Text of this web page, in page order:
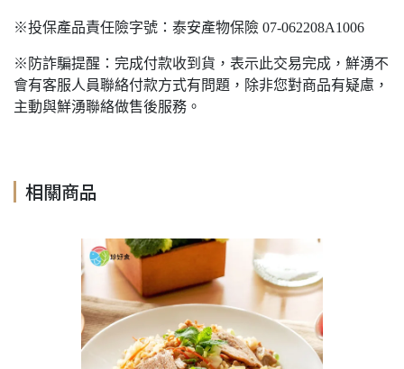
※投保產品責任險字號：泰安產物保險 07-062208A1006
※防詐騙提醒：完成付款收到貨，表示此交易完成，鮮湧不
會有客服人員聯絡付款方式有問題，除非您對商品有疑慮，
主動與鮮湧聯絡做售後服務。
相關商品